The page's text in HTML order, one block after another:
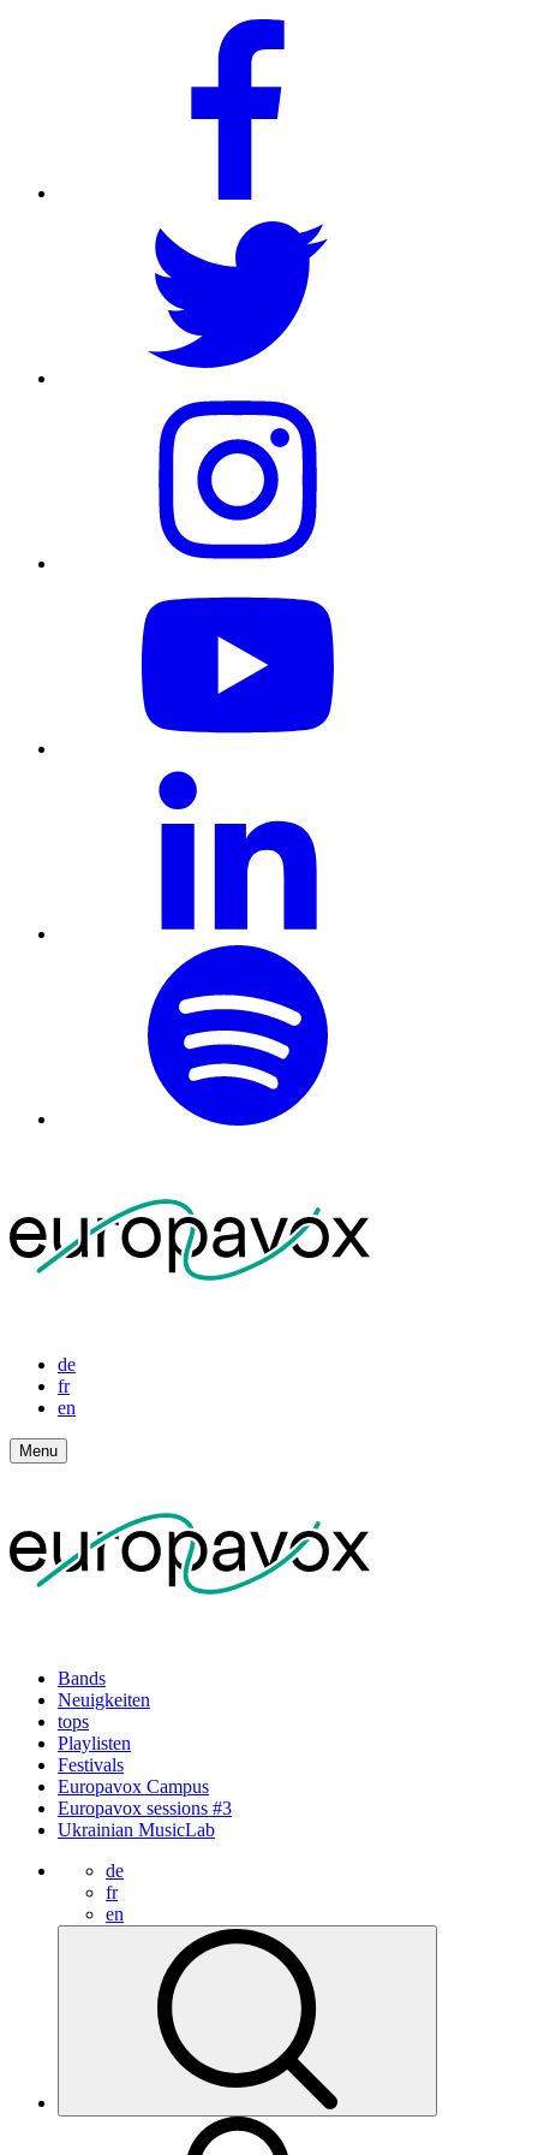
de
fr
en
Menu
Bands
Neuigkeiten
tops
Playlisten
Festivals
Europavox Campus
Europavox sessions #3
Ukrainian MusicLab
de
fr
en